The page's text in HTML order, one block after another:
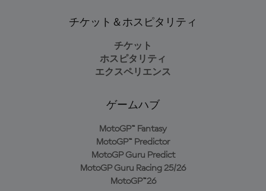
チケット＆ホスピタリティ
チケット
ホスピタリティ
エクスペリエンス
ゲームハブ
MotoGP™ Fantasy
MotoGP™ Predictor
MotoGP Guru Predict
MotoGP Guru Racing 25/26
MotoGP™26